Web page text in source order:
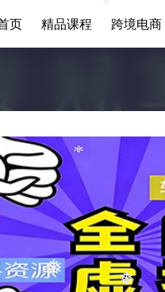
❅
页 精品课程 跨境电商